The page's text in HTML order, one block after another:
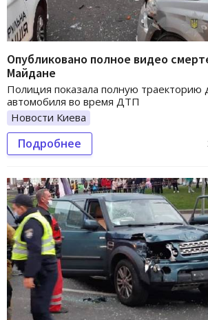
Опубликовано полное видео
Майдане
Полиция показала полную траекторию
автомобиля во время ДТП
Новости Киева
Подробнее